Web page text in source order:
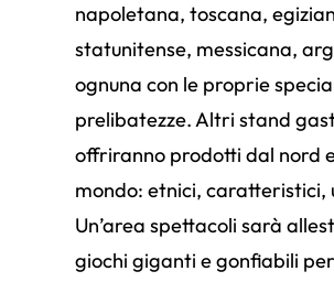
napoletana, toscana,
statunitense, messicana,
ognuna con le proprie
prelibatezze. Altri stand
offriranno prodotti dal nord
mondo: etnici, caratteristici,
Un’area spettacoli sarà
giochi giganti e gonfiabili